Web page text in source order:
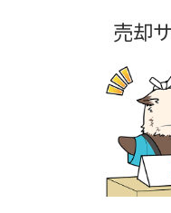
売却